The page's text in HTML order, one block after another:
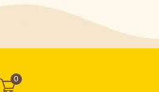
0